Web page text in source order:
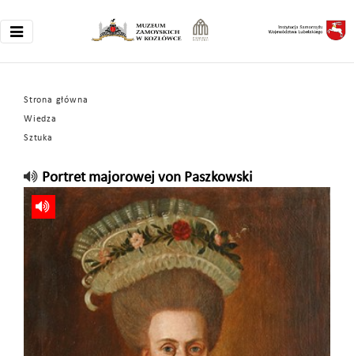
Strona główna
Wiedza
Sztuka
Portret majorowej von Paszkowski